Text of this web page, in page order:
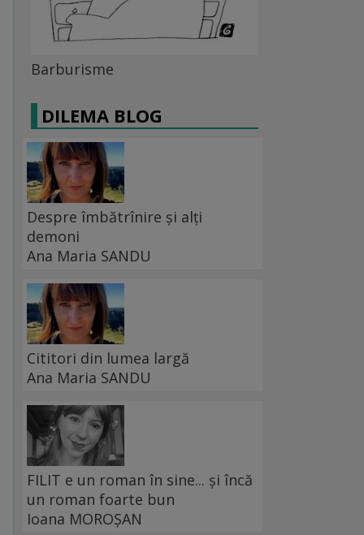
Barburisme
DILEMA BLOG
Despre îmbătrînire și alți
demoni
Ana Maria SANDU
Cititori din lumea largă
Ana Maria SANDU
FILIT e un roman în sine... și încă
un roman foarte bun
Ioana MOROȘAN